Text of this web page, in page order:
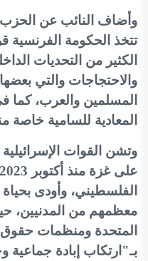
وأضاف النائب عن
تتخذ الحكومة الفرنسية
الكثير من التحديات
والاحتجاجات والتي
المسلمين والعرب، كما
المعادية للسامية خاصة منذ 7 أكتوبر
وتشن القوات
معظمهم من المدنيين،
المتحدة ومنظمات حقوق
بـ"ارتكاب إبادة